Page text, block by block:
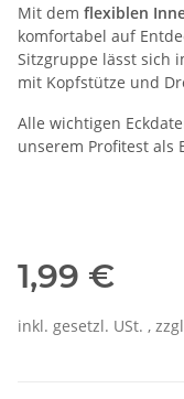
Mit dem flexiblen
komfortabel auf
Sitzgruppe lässt sich
mit Kopfstütze und
Alle wichtigen
unserem Profitest als
1,99 €
inkl. gesetzl. USt. ,